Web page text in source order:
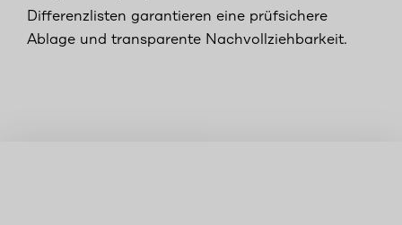
Differenzlisten garantieren eine prüfsichere
Ablage und transparente Nachvollziehbarkeit.